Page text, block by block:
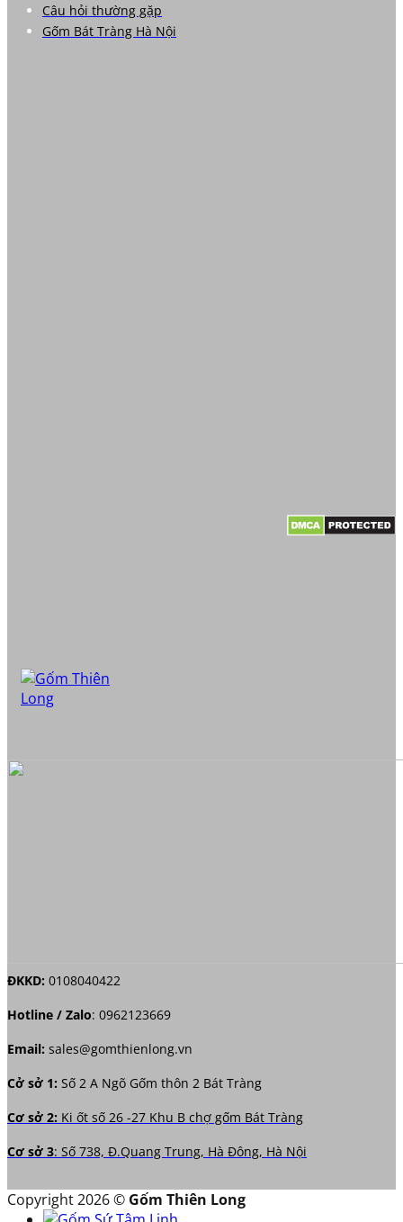
Câu hỏi thường gặp
Gốm Bát Tràng Hà Nội
ĐKKD: 0108040422
Hotline / Zalo: 0962123669
Email: sales@gomthienlong.vn
Cở sở 1: Số 2 A Ngõ Gốm thôn 2 Bát Tràng
Cơ sở 2: Ki ốt số 26 -27 Khu B chợ gốm Bát Tràng
Cơ sở 3: Số 738, Đ.Quang Trung, Hà Đông, Hà Nội
Copyright 2026 © Gốm Thiên Long